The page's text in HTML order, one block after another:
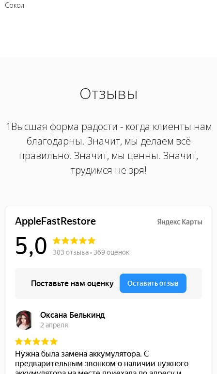
Сокол
Отзывы
1Высшая форма радости - когда клиенты нам
благодарны. Значит, мы делаем всё
правильно. Значит, мы ценны. Значит,
трудимся не зря!